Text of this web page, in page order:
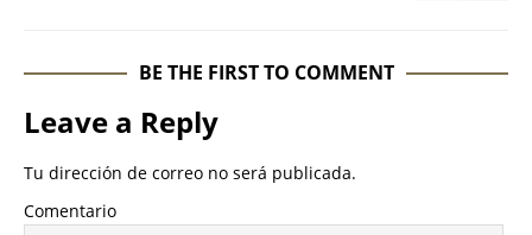
BE THE FIRST TO COMMENT
Leave a Reply
Tu dirección de correo no será publicada.
Comentario